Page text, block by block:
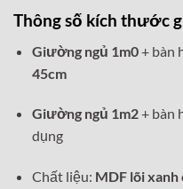
Thông số kích thước
Giường ngủ 1m0+ bàn
45cm
Giường ngủ 1m2+ bàn
dụng
Chất liệu: MDF lõi xanh